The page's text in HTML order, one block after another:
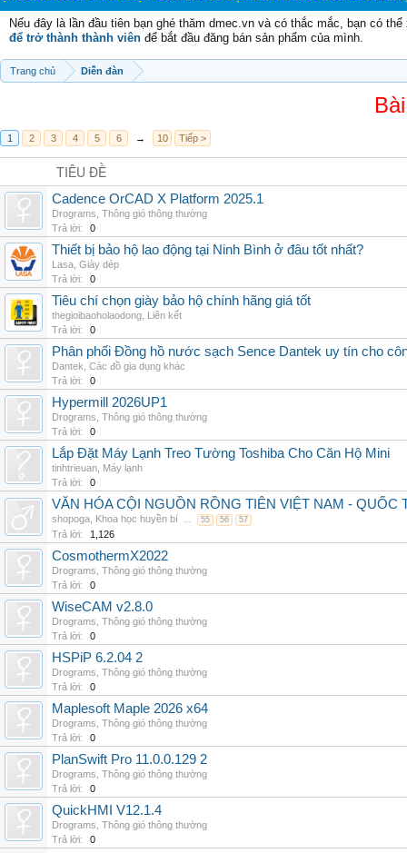
Nếu đây là lần đầu tiên bạn ghé thăm dmec.vn và có thắc mắc, bạn có
để trở thành thành viên để bắt đầu đăng bán sản phẩm của mình.
Trang chủ Diễn đàn
1 2 3 4 5 6 → 10 Tiếp >
TIÊU ĐỀ
Cadence OrCAD X Platform 2025.1
Drograms Thông gió thông thường
Trả lời:
0
Thiết bị bảo hộ lao động tại Ninh Bình ở đâu tốt nhất?
Lasa Giày dép
Trả lời:
0
Tiêu chí chọn giày bảo hộ chính hãng giá tốt
thegioibaoholaodong Liên kết
Trả lời:
0
Phân phối Đồng hồ nước sạch Sence Dantek uy tín cho
Dantek Các đồ gia dụng khác
Trả lời:
0
Hypermill 2026UP1
Drograms Thông gió thông thường
Trả lời:
0
Lắp Đặt Máy Lạnh Treo Tường Toshiba Cho Căn Hộ Mini
tinhtrieuan Máy lạnh
Trả lời:
0
VĂN HÓA CỘI NGUỒN RỒNG TIÊN VIỆT NAM -
shopoga Khoa học huyền bí ... 55 56 57
Trả lời: 1,126
CosmothermX2022
Drograms Thông gió thông thường
Trả lời:
0
WiseCAM v2.8.0
Drograms Thông gió thông thường
Trả lời:
0
HSPiP 6.2.04 2
Drograms Thông gió thông thường
Trả lời:
0
Maplesoft Maple 2026 x64
Drograms Thông gió thông thường
Trả lời:
0
PlanSwift Pro 11.0.0.129 2
Drograms Thông gió thông thường
Trả lời:
0
QuickHMI V12.1.4
Drograms Thông gió thông thường
Trả lời:
0